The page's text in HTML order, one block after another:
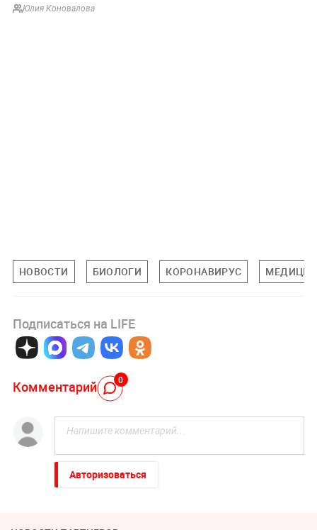
Юлия Коновалова
НОВОСТИ БИОЛОГИ КОРОНАВИРУС
Подписаться на LIFE
Комментарий 0
Авторизоваться